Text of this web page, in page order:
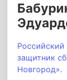
защитник
Новгород».